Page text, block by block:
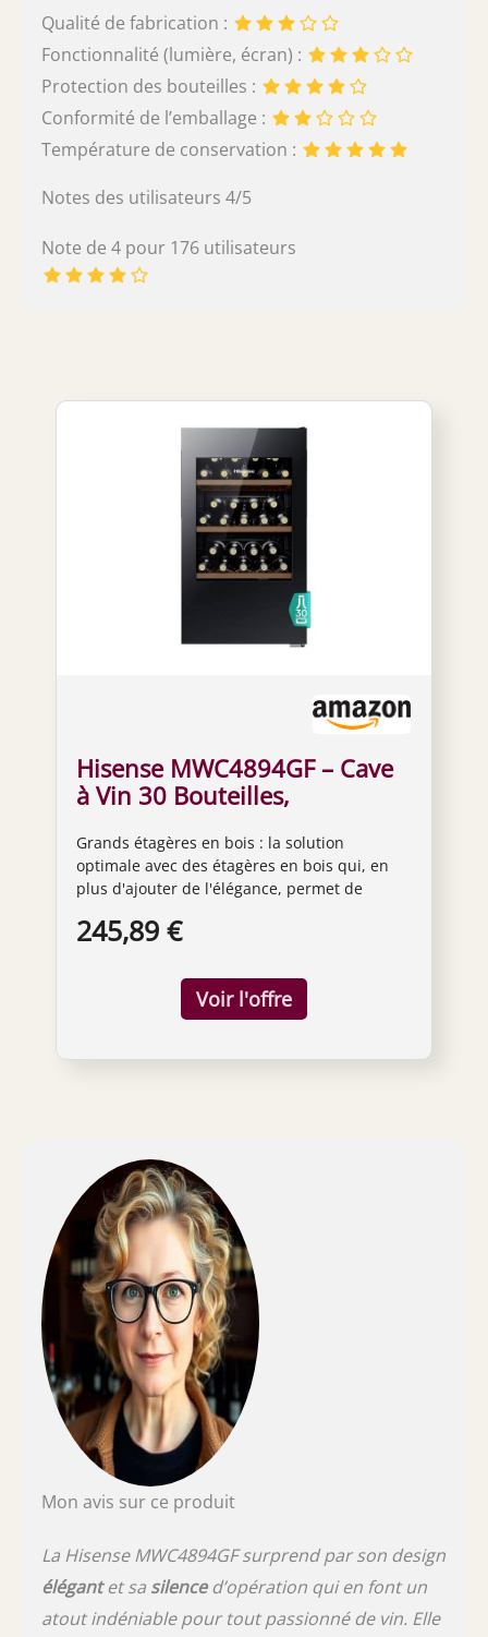
Qualité de fabrication :
Fonctionnalité (lumière, écran) :
Protection des bouteilles :
Conformité de l’emballage :
Température de conservation :
Notes des utilisateurs 4/5
Note de 4 pour 176 utilisateurs
Hisense MWC4894GF – Cave
à Vin 30 Bouteilles,
Anti-UV, Étagères en Bois,
Écran Tactile, Éclairage LED,
Année 2023
Grands étagères en bois : la solution
optimale avec des étagères en bois qui, en
plus d'ajouter de l'élégance, permet de
position pour une conservation optimale du
faible niveau de bruit (39 dB) et de faibles
vibrations, un détail essentiel pour garantir
un terrain de stockage adapté au vin Verre
permet au bouchon d'être constamment en
contact avec le vin, ce qui ne se produirait
pas si la bouteille était en position verticale
245,89 €
Mon avis sur ce produit
La Hisense MWC4894GF surprend par son design
élégantet sa silenced’opération qui en font un
atout indéniable pour tout passionné de vin. Elle